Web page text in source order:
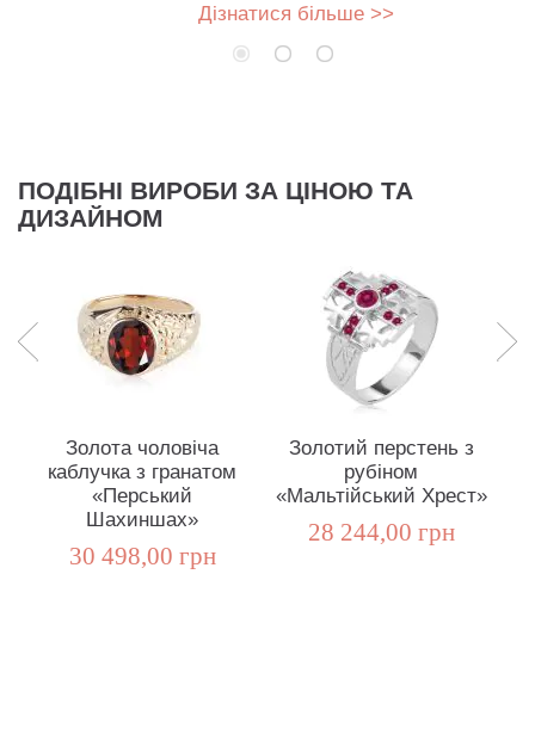
Дізнатися більше >>
ПОДІБНІ ВИРОБИ ЗА ЦІНОЮ ТА
ДИЗАЙНОМ
Золота чоловіча
каблучка з гранатом
«Перський
Шахиншах»
30 498,00 грн
Золотий перстень з
рубіном
«Мальтійський Хрест»
28 244,00 грн